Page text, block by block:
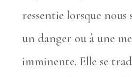
ressentie lorsque nous
un danger ou à une
imminente. Elle se